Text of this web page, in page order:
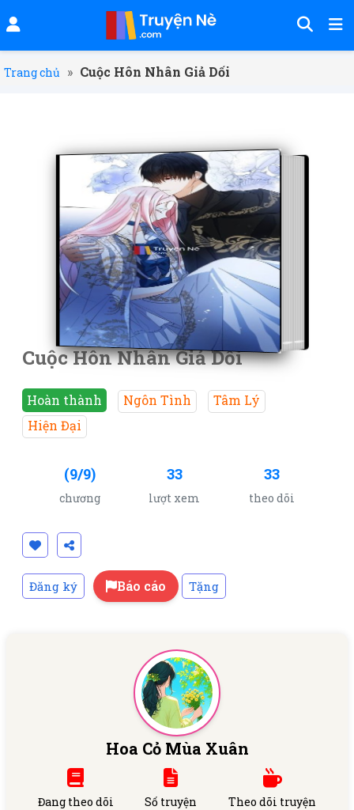
Trang chủ » Cuộc Hôn Nhân Giả Dối
Cuộc Hôn Nhân Giả Dối
Hoàn thành Ngôn Tình
Tâm Lý
Hiện Đại
(9/9)
chương
33
lượt xem
33
theo dõi
Đăng ký Báo cáo Tặng
Hoa Cỏ Mùa Xuân
Đang theo dõi
Số truyện
Theo dõi truyện